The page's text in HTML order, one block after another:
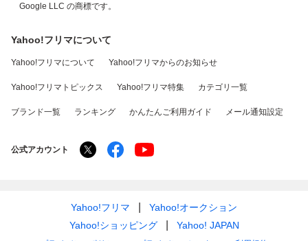
Google LLC の商標です。
Yahoo!フリマについて
Yahoo!フリマについて Yahoo!フリマからのお知らせ
Yahoo!フリマトピックス Yahoo!フリマ特集 カテゴリ一覧
ブランド一覧 ランキング かんたんご利用ガイド メール通知設定
公式アカウント
Yahoo!フリマ
Yahoo!オークション
Yahoo!ショッピング
Yahoo! JAPAN